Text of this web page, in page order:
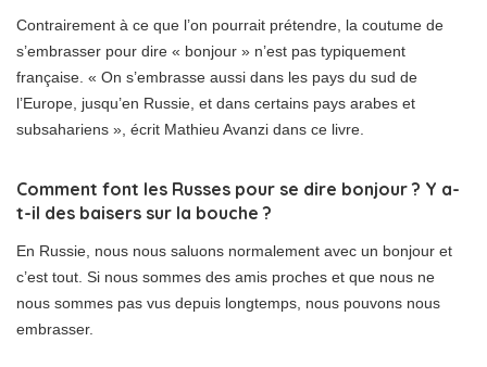
Contrairement à ce que l’on pourrait prétendre, la coutume de
s’embrasser pour dire « bonjour » n’est pas typiquement
française. « On s’embrasse aussi dans les pays du sud de
l’Europe, jusqu’en Russie, et dans certains pays arabes et
subsahariens », écrit Mathieu Avanzi dans ce livre.
Comment font les Russes pour se dire bonjour ? Y a-
t-il des baisers sur la bouche ?
En Russie, nous nous saluons normalement avec un bonjour et
c’est tout. Si nous sommes des amis proches et que nous ne
nous sommes pas vus depuis longtemps, nous pouvons nous
embrasser.